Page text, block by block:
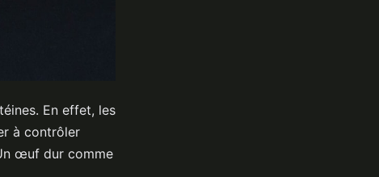
En effet, les
à contrôler
œuf dur comme